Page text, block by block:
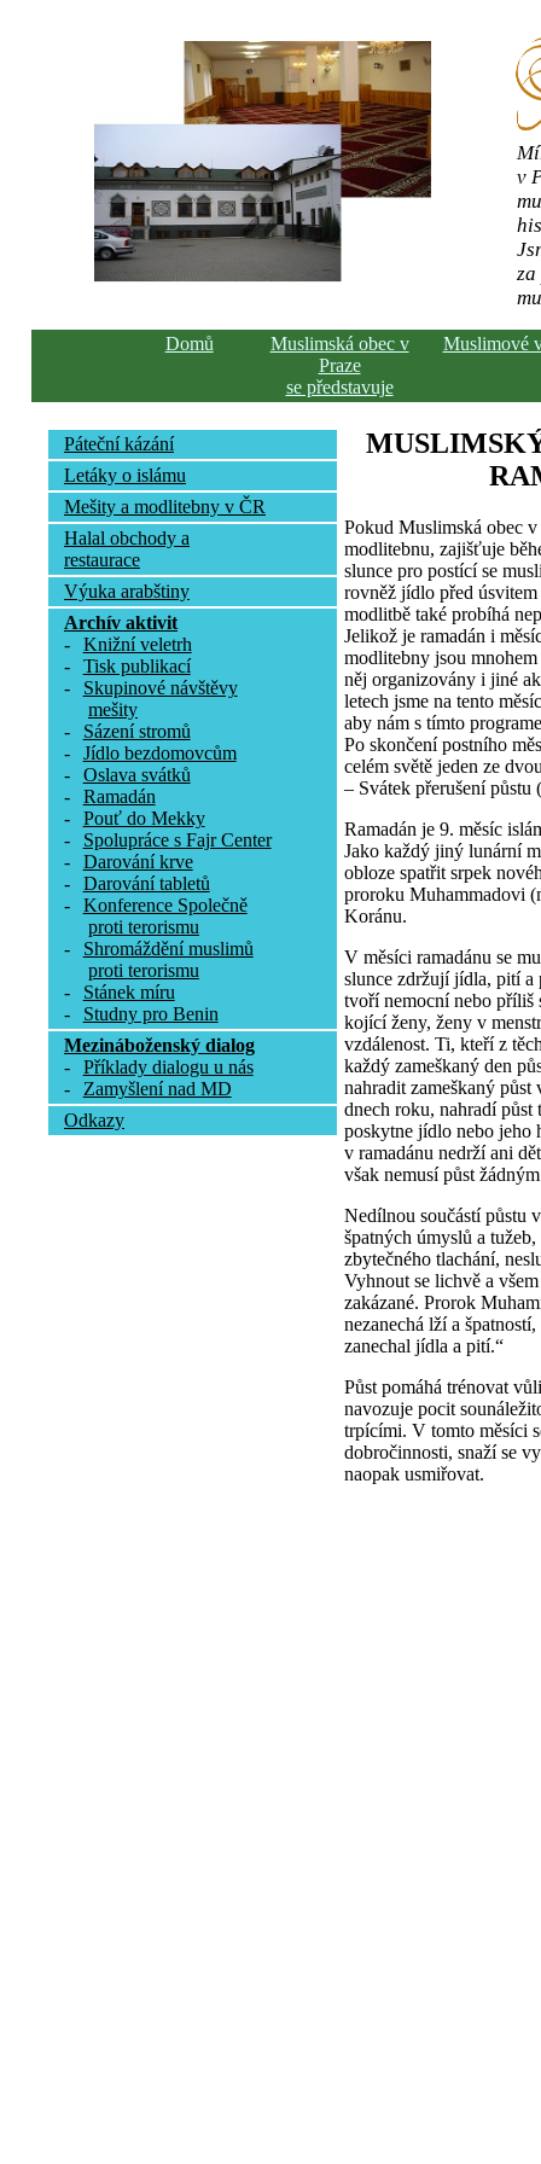
v
Domů
Muslimská obec v
Praze
se představuje
Muslimové
Páteční kázání
Letáky o islámu
Mešity a modlitebny v ČR
Halal obchody a
restaurace
Výuka arabštiny
Archív aktivit
-
Knižní veletrh
-
Tisk publikací
-
Skupinové návštěvy
mešity
-
Sázení stromů
-
Jídlo bezdomovcům
-
Oslava svátků
-
Ramadán
-
Pouť do Mekky
-
Spolupráce s Fajr Center
-
Darování krve
-
Darování tabletů
-
Konference Společně
proti terorismu
-
Shromáždění muslimů
proti terorismu
-
Stánek míru
-
Studny pro Benin
Mezináboženský dialog
-
Příklady dialogu u nás
-
Zamyšlení nad MD
Odkazy
Pokud Muslimská obec
modlitebnu, zajišťuje
slunce pro postící se
rovněž jídlo před
modlitbě také probíhá
Jelikož je ramadán i
modlitebny jsou
něj organizovány i jiné
letech jsme na tento
aby nám s tímto
Po skončení postního
celém světě jeden ze
– Svátek přerušení půstu
Ramadán je 9. měsíc
Jako každý jiný lunární
obloze spatřit srpek
proroku Muhammadovi
Koránu.
V měsíci ramadánu se
slunce zdržují jídla, pití
tvoří nemocní nebo příliš
kojící ženy, ženy v
vzdálenost. Ti, kteří z
každý zameškaný den
nahradit zameškaný
dnech roku, nahradí půst
poskytne jídlo nebo jeho
v ramadánu nedrží ani
však nemusí půst
Nedílnou součástí půstu
špatných úmyslů a
zbytečného tlachání,
Vyhnout se lichvě a
zakázané. Prorok
nezanechá lží a
zanechal jídla a pití.“
Půst pomáhá trénovat
navozuje pocit
trpícími. V tomto měsíci
dobročinnosti, snaží se
naopak usmiřovat.